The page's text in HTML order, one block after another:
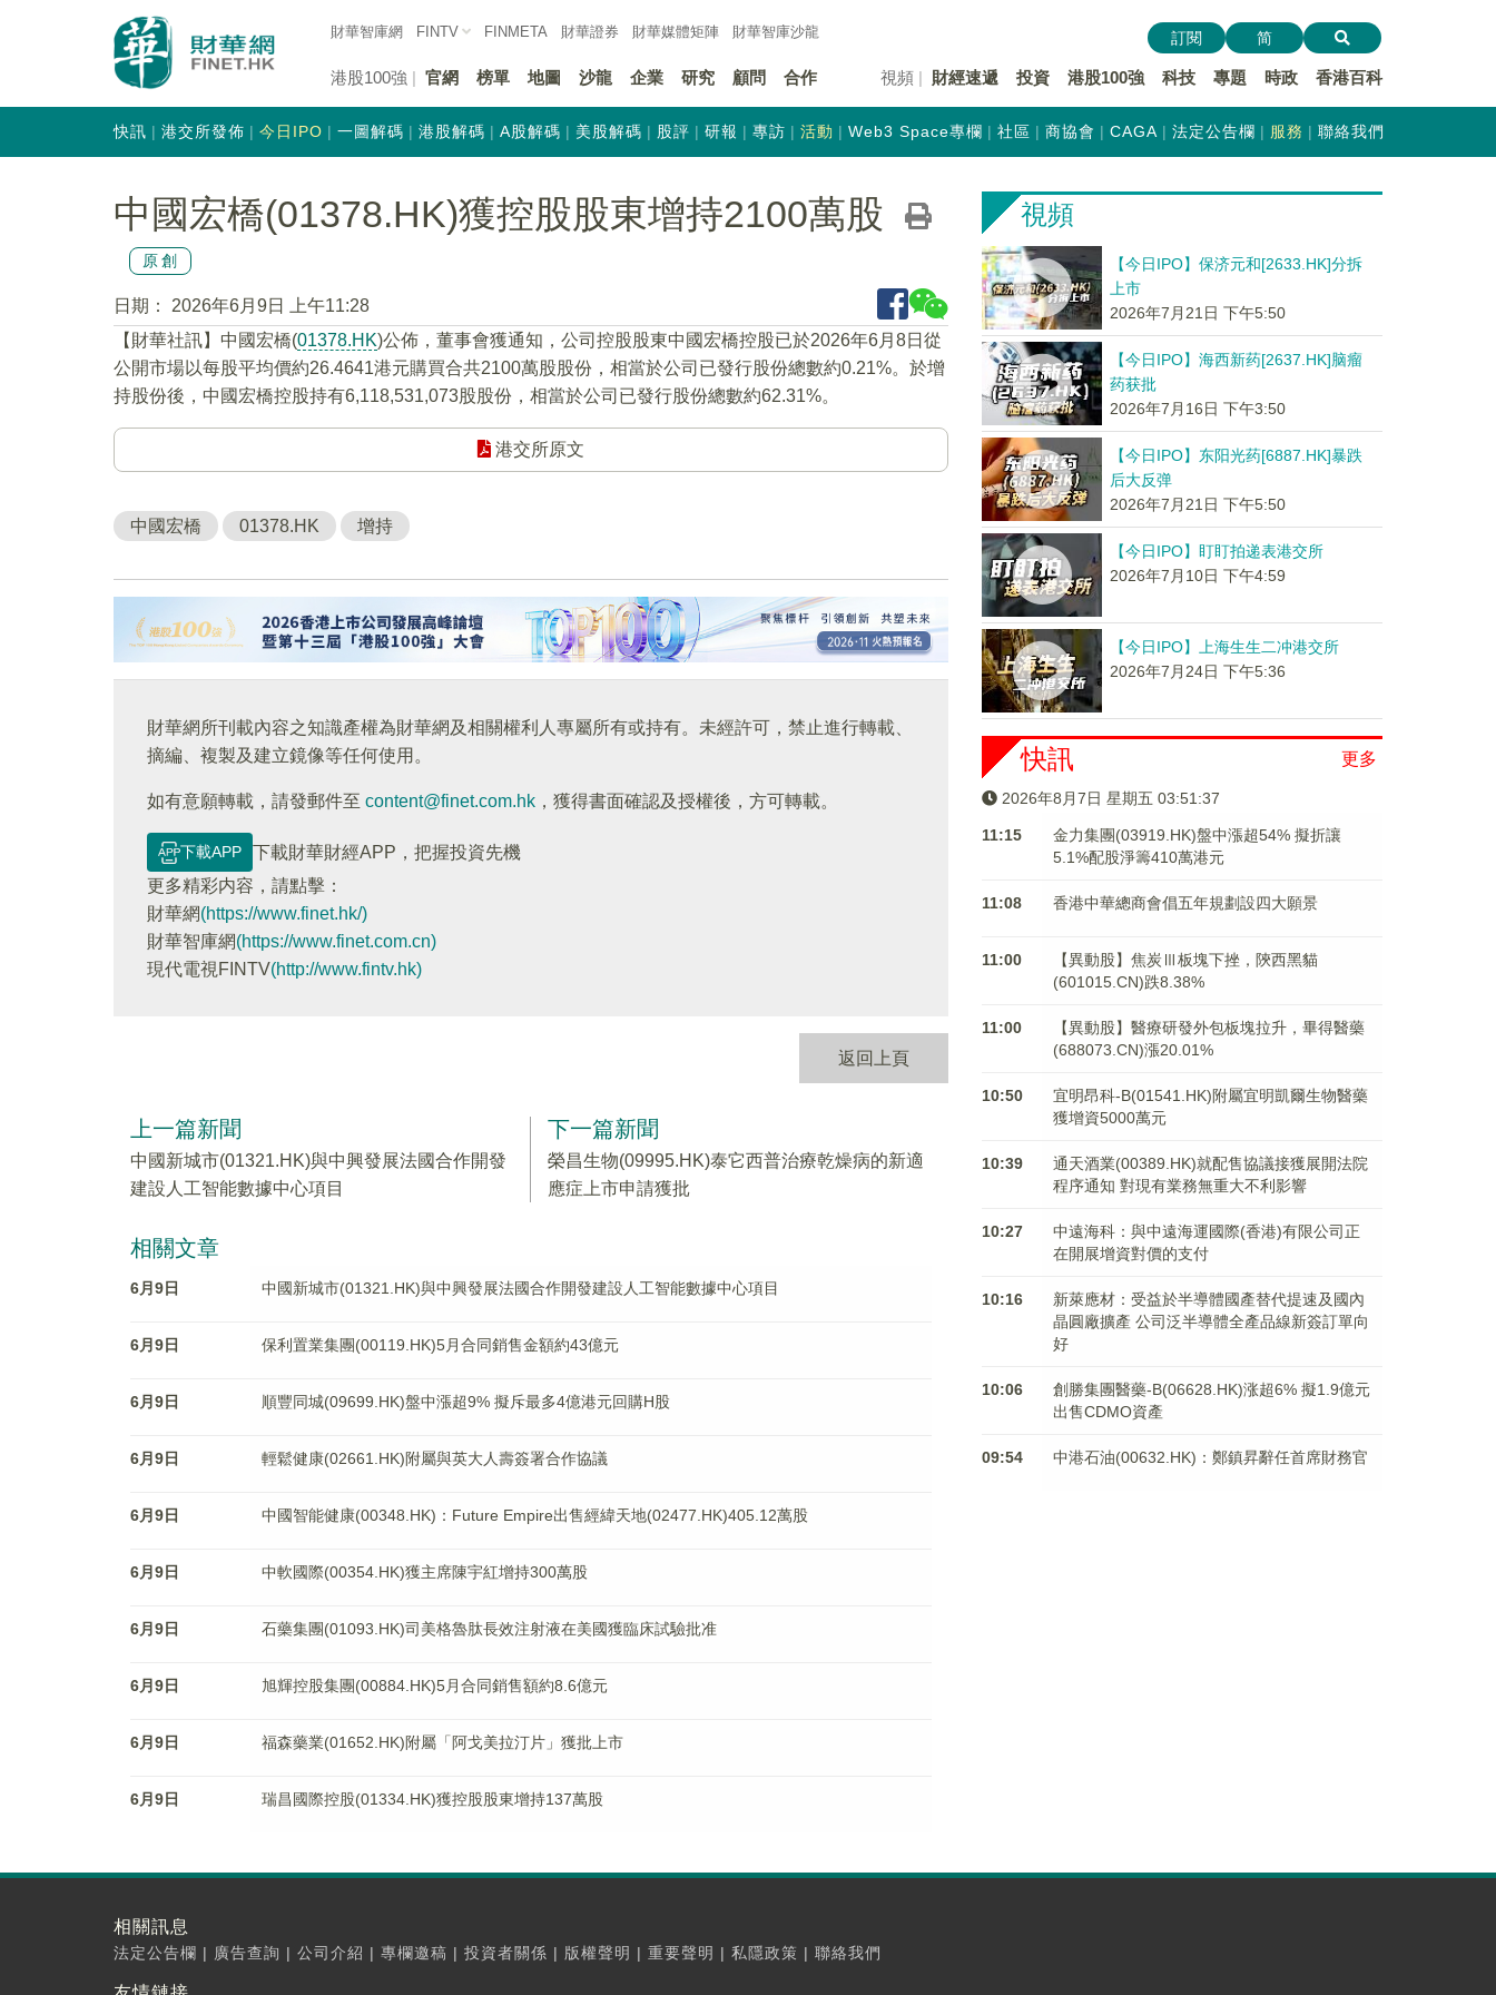
財華智庫網 FINTV FINMETA 財華證券 財華媒體矩陣 財華智庫沙龍
港股100強 官網 榜單 地圖 沙龍 企業 研究 顧問 合作 視頻 財經速遞 投資 港股100強 科技 專題 時政 香港百科
訂閱 简
快訊 港交所發佈 今日IPO 一圖解碼 港股解碼 A股解碼 美股解碼 股評 研報 專訪 活動 Web3 Space專欄 社區 商協會 CAGA 法定公告欄 服務 聯絡我們
中國宏橋(01378.HK)獲控股股東增持2100萬股
原創
日期：
2026年6月9日 上午11:28
​【財華社訊】中國宏橋(01378.HK)公佈，董事會獲通知，公司控股股東中國宏橋控股已於2026年6月8日從
公開市場以每股平均價約26.4641港元購買合共2100萬股股份，相當於公司已發行股份總數約0.21%。於增
持股份後，中國宏橋控股持有6,118,531,073股股份，相當於公司已發行股份總數約62.31%。
港交所原文
中國宏橋 01378.HK 增持
財華網所刊載內容之知識產權為財華網及相關權利人專屬所有或持有。未經許可，禁止進行轉載、
摘編、複製及建立鏡像等任何使用。
如有意願轉載，請發郵件至 content@finet.com.hk ，獲得書面確認及授權後，方可轉載。
下載APP
下載財華財經APP，把握投資先機
更多精彩内容，請點擊：
財華網(https://www.finet.hk/)
財華智庫網(https://www.finet.com.cn)
現代電視FINTV(http://www.fintv.hk)
返回上頁
上一篇新聞
中國新城市(01321.HK)與中興發展法國合作開發
建設人工智能數據中心項目
下一篇新聞
榮昌生物(09995.HK)泰它西普治療乾燥病的新適
應症上市申請獲批
相關文章
6月9日 中國新城市(01321.HK)與中興發展法國合作開發建設人工智能數據中心項目
6月9日 保利置業集團(00119.HK)5月合同銷售金額約43億元
6月9日 順豐同城(09699.HK)盤中漲超9% 擬斥最多4億港元回購H股
6月9日 輕鬆健康(02661.HK)附屬與英大人壽簽署合作協議
6月9日 中國智能健康(00348.HK)：Future Empire出售經緯天地(02477.HK)405.12萬股
6月9日 中軟國際(00354.HK)獲主席陳宇紅增持300萬股
6月9日 石藥集團(01093.HK)司美格魯肽長效注射液在美國獲臨床試驗批准
6月9日 旭輝控股集團(00884.HK)5月合同銷售額約8.6億元
6月9日 福森藥業(01652.HK)附屬「阿戈美拉汀片」獲批上市
6月9日 瑞昌國際控股(01334.HK)獲控股股東增持137萬股
視頻
【今日IPO】保济元和[2633.HK]分拆
上市
2026年7月21日 下午5:50
【今日IPO】海西新药[2637.HK]脑瘤
药获批
2026年7月16日 下午3:50
【今日IPO】东阳光药[6887.HK]暴跌
后大反弹
2026年7月21日 下午5:50
【今日IPO】盯盯拍递表港交所
2026年7月10日 下午4:59
【今日IPO】上海生生二冲港交所
2026年7月24日 下午5:36
更多
快訊
2026年8月7日 星期五 03:51:37
11:15
金力集團(03919.HK)盤中漲超54% 擬折讓
5.1%配股淨籌410萬港元
11:08 香港中華總商會倡五年規劃設四大願景
11:00
【異動股】焦炭Ⅲ板塊下挫，陝西黑貓
(601015.CN)跌8.38%
11:00
【異動股】醫療研發外包板塊拉升，畢得醫藥
(688073.CN)漲20.01%
10:50
宜明昂科-B(01541.HK)附屬宜明凱爾生物醫藥
獲增資5000萬元
10:39
通天酒業(00389.HK)就配售協議接獲展開法院
程序通知 對現有業務無重大不利影響
10:27
中遠海科：與中遠海運國際(香港)有限公司正
在開展增資對價的支付
10:16
新萊應材：受益於半導體國產替代提速及國內
晶圓廠擴產 公司泛半導體全產品線新簽訂單向
好
10:06
創勝集團醫藥-B(06628.HK)涨超6% 擬1.9億元
出售CDMO資產
09:54 中港石油(00632.HK)：鄭鎮昇辭任首席財務官
相關訊息
法定公告欄 | 廣告查詢 | 公司介紹 | 專欄邀稿 | 投資者關係 | 版權聲明 | 重要聲明 | 私隱政策 | 聯絡我們